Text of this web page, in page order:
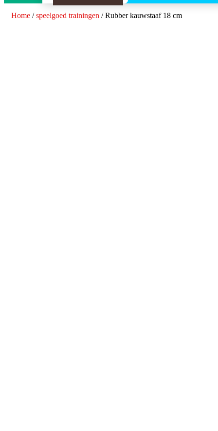
Home /speelgoed trainingen / Rubber kauwstaaf 18 cm